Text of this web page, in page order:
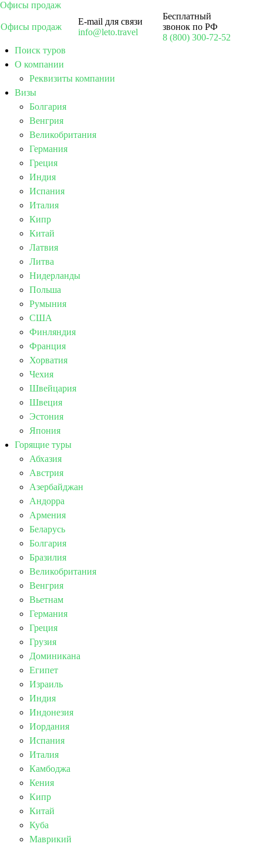
Офисы продаж
Офисы продаж
E-mail для связи
info@leto.travel
Бесплатный
звонок по РФ
8 (800) 300-72-52
Поиск туров
О компании
Реквизиты компании
Визы
Болгария
Венгрия
Великобритания
Германия
Греция
Индия
Испания
Италия
Кипр
Китай
Латвия
Литва
Нидерланды
Польша
Румыния
США
Финляндия
Франция
Хорватия
Чехия
Швейцария
Швеция
Эстония
Япония
Горящие туры
Абхазия
Австрия
Азербайджан
Андорра
Армения
Беларусь
Болгария
Бразилия
Великобритания
Венгрия
Вьетнам
Германия
Греция
Грузия
Доминикана
Египет
Израиль
Индия
Индонезия
Иордания
Испания
Италия
Камбоджа
Кения
Кипр
Китай
Куба
Маврикий